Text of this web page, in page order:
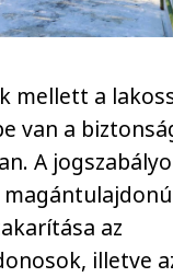
mellett a
van a
A
az
illetve